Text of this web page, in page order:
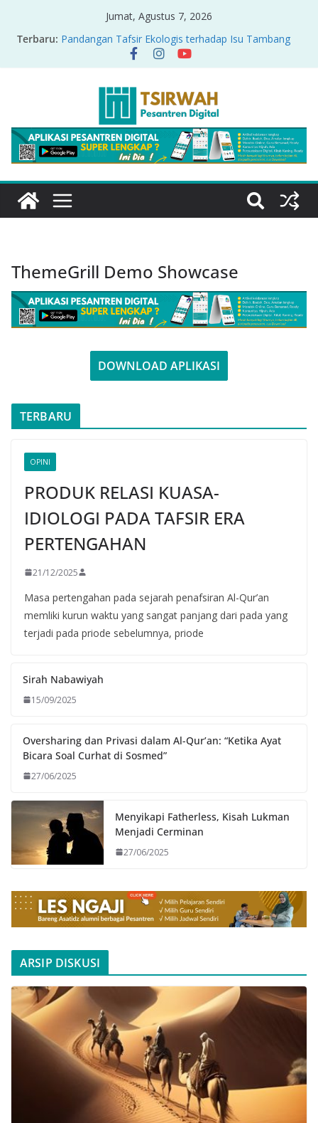
Jumat, Agustus 7, 2026
Terbaru: Pandangan Tafsir Ekologis terhadap Isu Tambang
Nikel di Raja Ampat
PRODUK RELASI KUASA-IDIOLOGI PADA TAFSIR
Sirah Nabawiyah
Oversharing dan Privasi dalam Al-Qur’an: “Ketika
Ayat Bicara Soal Curhat di Sosmed”
Menyikapi Fatherless, Kisah Lukman Menjadi
Cerminan
ThemeGrill Demo Showcase
DOWNLOAD APLIKASI
TERBARU
OPINI
PRODUK RELASI KUASA-
IDIOLOGI PADA TAFSIR ERA
PERTENGAHAN
21/12/2025
Masa pertengahan pada sejarah penafsiran Al-Qur’an
memliki kurun waktu yang sangat panjang dari pada yang
terjadi pada priode sebelumnya, priode
Sirah Nabawiyah
15/09/2025
Oversharing dan Privasi dalam Al-Qur’an: “Ketika Ayat
Bicara Soal Curhat di Sosmed”
27/06/2025
Menyikapi Fatherless, Kisah Lukman
Menjadi Cerminan
27/06/2025
ARSIP DISKUSI